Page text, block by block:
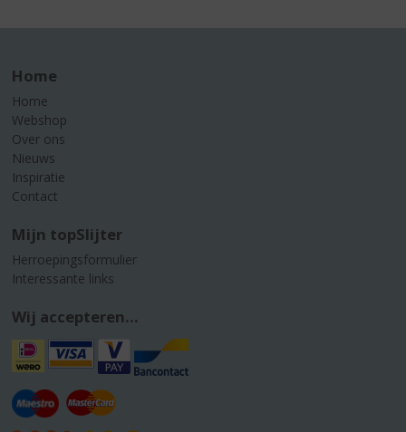
Home
Home
Webshop
Over ons
Nieuws
Inspiratie
Contact
Mijn topSlijter
Herroepingsformulier
Interessante links
Wij accepteren...